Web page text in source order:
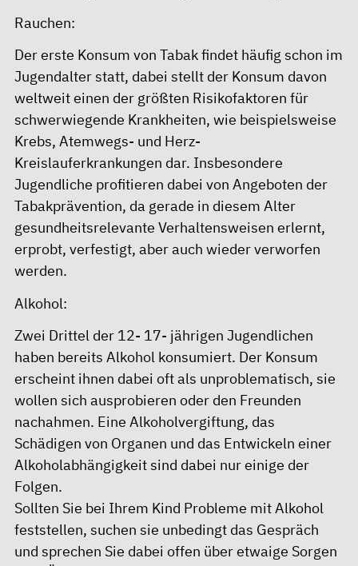
Rauchen:
Der erste Konsum von Tabak findet häufig schon im
Jugendalter statt, dabei stellt der Konsum davon
weltweit einen der größten Risikofaktoren für
schwerwiegende Krankheiten, wie beispielsweise
Krebs, Atemwegs- und Herz-
Kreislauferkrankungen dar. Insbesondere
Jugendliche profitieren dabei von Angeboten der
Tabakprävention, da gerade in diesem Alter
gesundheitsrelevante Verhaltensweisen erlernt,
erprobt, verfestigt, aber auch wieder verworfen
werden.
Alkohol:
Zwei Drittel der 12- 17- jährigen Jugendlichen
haben bereits Alkohol konsumiert. Der Konsum
erscheint ihnen dabei oft als unproblematisch, sie
wollen sich ausprobieren oder den Freunden
nachahmen. Eine Alkoholvergiftung, das
Schädigen von Organen und das Entwickeln einer
Alkoholabhängigkeit sind dabei nur einige der
Folgen.
Sollten Sie bei Ihrem Kind Probleme mit Alkohol
feststellen, suchen sie unbedingt das Gespräch
und sprechen Sie dabei offen über etwaige Sorgen